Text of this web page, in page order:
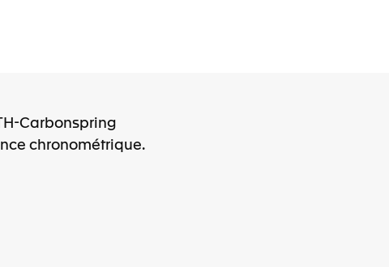
Carbonspring
chronométrique.